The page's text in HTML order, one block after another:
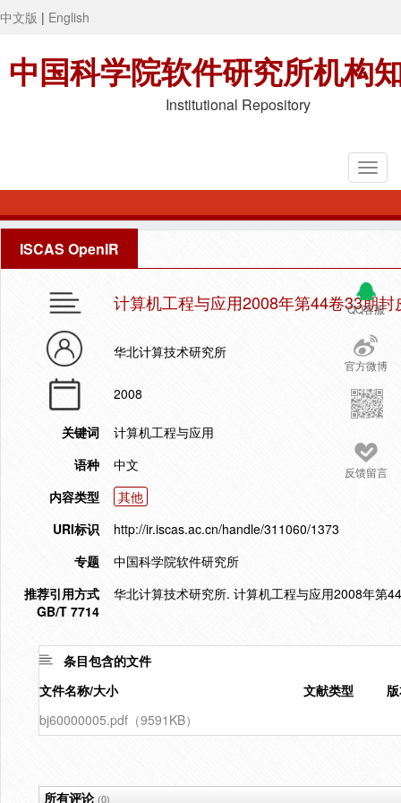
中文版 | English
中国科学院软件研究所机构
Institutional Repository
ISCAS OpenIR
QQ客服
官方微博
反馈留言
计算机工程与应用2008年第44卷33期封
华北计算技术研究所
2008
关键词
计算机工程与应用
语种
中文
内容类型
其他
URI标识
http://ir.iscas.ac.cn/handle/311060/1373
专题
中国科学院软件研究所
推荐引用方式
GB/T 7714
华北计算技术研究所. 计算机工程与应用2008年第
条目包含的文件
文件名称/大小
文献类型
bj60000005.pdf（9591KB）
所有评论(0)